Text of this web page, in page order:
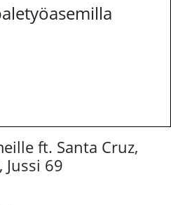
ft. Santa Cruz,
Jussi 69